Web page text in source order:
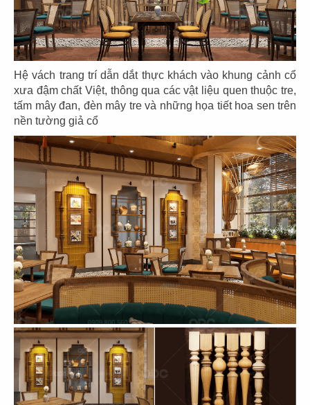
Hệ vách trang trí dẫn dắt thực khách vào khung cảnh cổ
xưa đậm chất Việt, thông qua các vật liệu quen thuộc tre,
tấm mây đan, đèn mây tre và những họa tiết hoa sen trên
nền tường giả cổ
119
KIÊN THƯ
Văn phòng
120
KITAPIDA
Văn phòng
121
KUNGTAY
Văn phòng
122
ELMICH
Flagship Showroom
123
NỆM VẠN THÀNH
Showroom
124
WING HOME
Showroom